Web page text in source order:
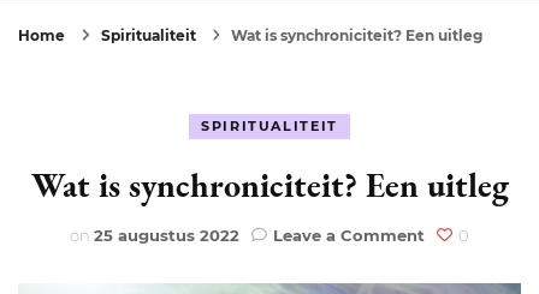
Home Spiritualiteit Wat is synchroniciteit? Een uitleg
SPIRITUALITEIT
Wat is synchroniciteit? Een uitleg
on 25 augustus 2022 Leave a Comment on
is
0